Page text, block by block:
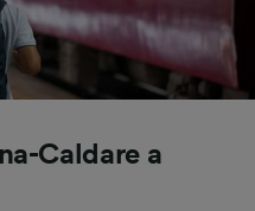
Caldare a